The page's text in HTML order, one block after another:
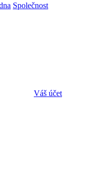
Společnost
Váš účet